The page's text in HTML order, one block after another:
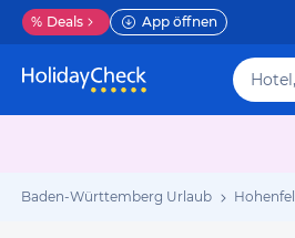
% Deals App öffnen
Baden-Württemberg Urlaub